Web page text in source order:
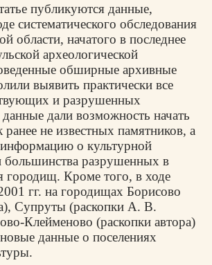
публикуются данные,
систематического обследования
области, начатого в последнее
археологической
обширные архивные
выявить практически все
и разрушенных
дали возможность начать
не известных памятников, а
о культурной
большинства разрушенных в
городищ. Кроме того, в ходе
гг. на городищах Борисово
Супруты (раскопки А. В.
Клейменово (раскопки автора)
данные о поселениях